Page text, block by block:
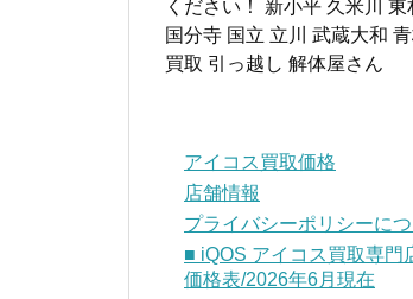
ください！ 新小平 久米川 東
国分寺 国立 立川 武蔵大和
買取 引っ越し 解体屋さん
アイコス買取価格
店舗情報
プライバシーポリシーに
■ iQOS アイコス買取専門
価格表/2026年6月現在